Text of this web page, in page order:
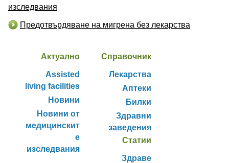
изследвания
Предотвърдяване на мигрена без лекарства
Актуално
Assisted
living facilities
Новини
Новини от
медицинскит
е
изследвания
Справочник
Лекарства
Аптеки
Билки
Здравни
заведения
Статии
Здраве